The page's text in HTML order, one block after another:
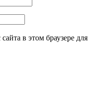
в этом браузере для